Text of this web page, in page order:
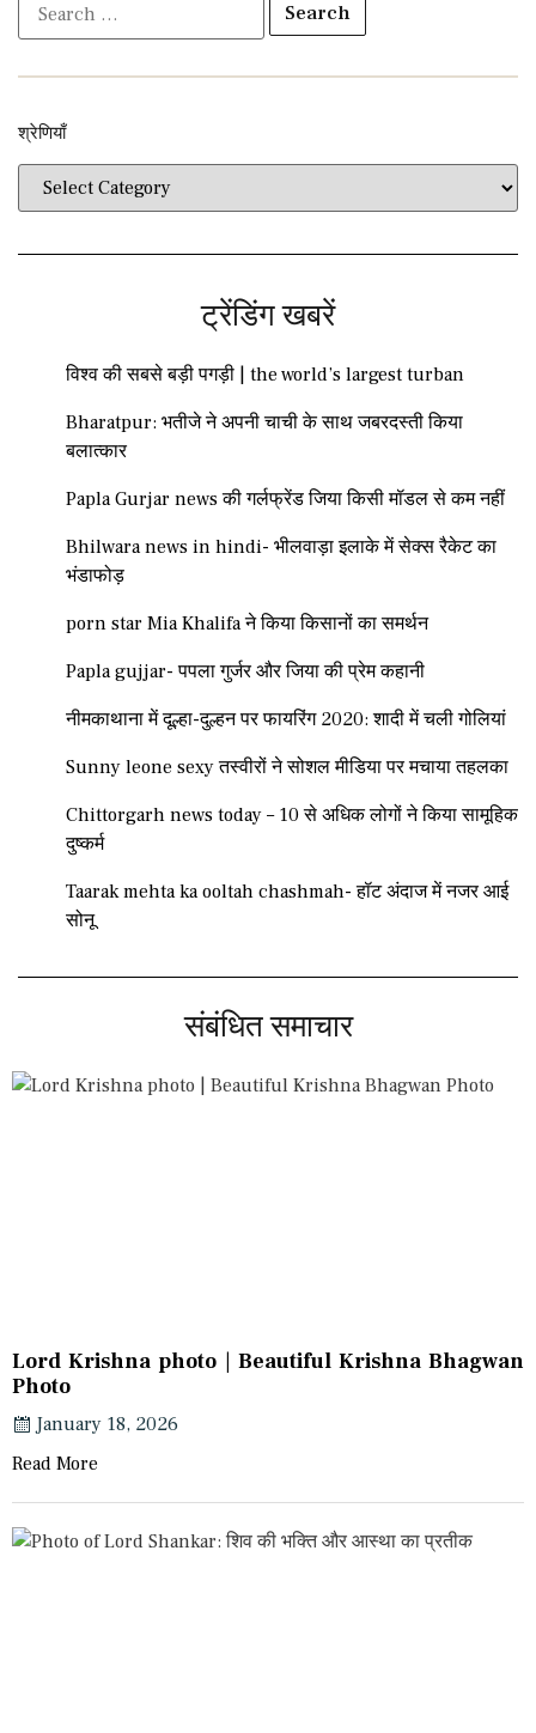
श्रेणियाँ​​
ट्रेंडिंग खबरें
विश्व की सबसे बड़ी पगड़ी | the world’s largest turban
Bharatpur: भतीजे ने अपनी चाची के साथ जबरदस्ती किया
बलात्कार
Papla Gurjar news की गर्लफ्रेंड जिया किसी मॉडल से कम नहीं
Bhilwara news in hindi- भीलवाड़ा इलाके में सेक्स रैकेट का
भंडाफोड़
porn star Mia Khalifa ने किया किसानों का समर्थन
Papla gujjar- पपला गुर्जर और जिया की प्रेम कहानी
नीमकाथाना में दूल्हा-दुल्हन पर फायरिंग 2020: शादी में चली गोलियां
Sunny leone sexy तस्वीरों ने सोशल मीडिया पर मचाया तहलका
Chittorgarh news today – 10 से अधिक लोगों ने किया सामूहिक
दुष्कर्म
Taarak mehta ka ooltah chashmah- हॉट अंदाज में नजर आई
सोनू
संबंधित समाचार
Lord Krishna photo | Beautiful Krishna Bhagwan
Photo
January 18, 2026
Read More